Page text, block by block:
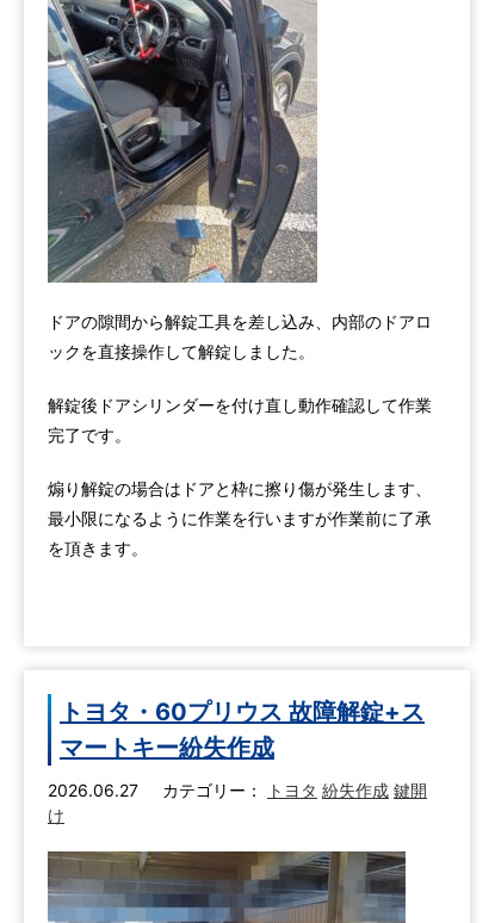
ドアの隙間から解錠工具を差し込み、内部のドアロ
ックを直接操作して解錠しました。
解錠後ドアシリンダーを付け直し動作確認して作業
完了です。
煽り解錠の場合はドアと枠に擦り傷が発生します、
最小限になるように作業を行いますが作業前に了承
を頂きます。
トヨタ・60プリウス 故障解錠+ス
マートキー紛失作成
2026.06.27 カテゴリー： トヨタ 紛失作成 鍵開
け